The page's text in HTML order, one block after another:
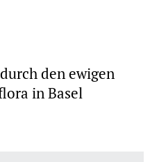
den ewigen
in Basel